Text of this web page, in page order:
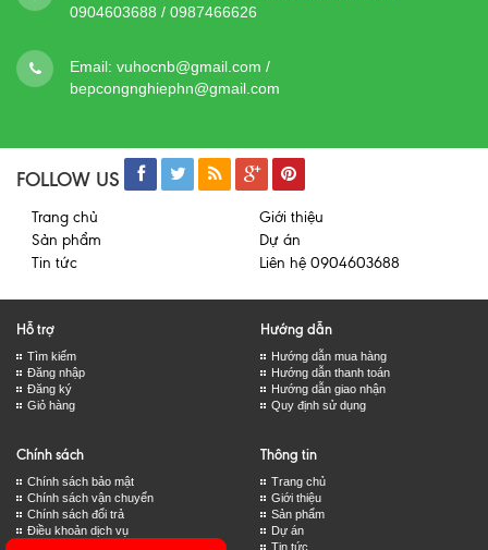
0904603688 / 0987466626
Email: vuhocnb@gmail.com /
bepcongnghiephn@gmail.com
FOLLOW US
Trang chủ
Giới thiệu
Sản phẩm
Dự án
Tin tức
Liên hệ 0904603688
Hỗ trợ
Tìm kiếm
Đăng nhập
Đăng ký
Giỏ hàng
Hướng dẫn
Hướng dẫn mua hàng
Hướng dẫn thanh toán
Hướng dẫn giao nhận
Quy định sử dụng
Chính sách
Chính sách bảo mật
Chính sách vận chuyển
Chính sách đổi trả
Điều khoản dịch vụ
Thông tin
Trang chủ
Giới thiệu
Sản phẩm
Dự án
Tin tức